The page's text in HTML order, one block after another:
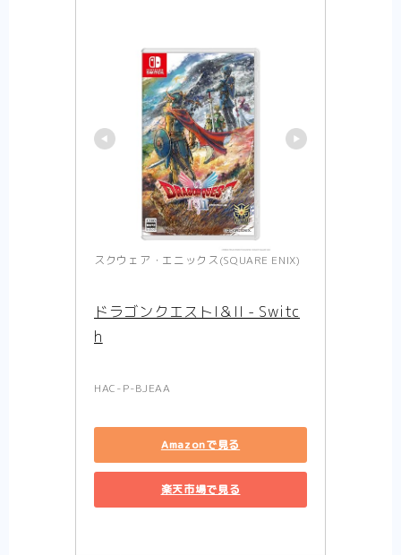
スクウェア・エニックス(SQUARE ENIX)
ドラゴンクエストI＆II - Switc
h
HAC-P-BJEAA
Amazonで見る
楽天市場で見る